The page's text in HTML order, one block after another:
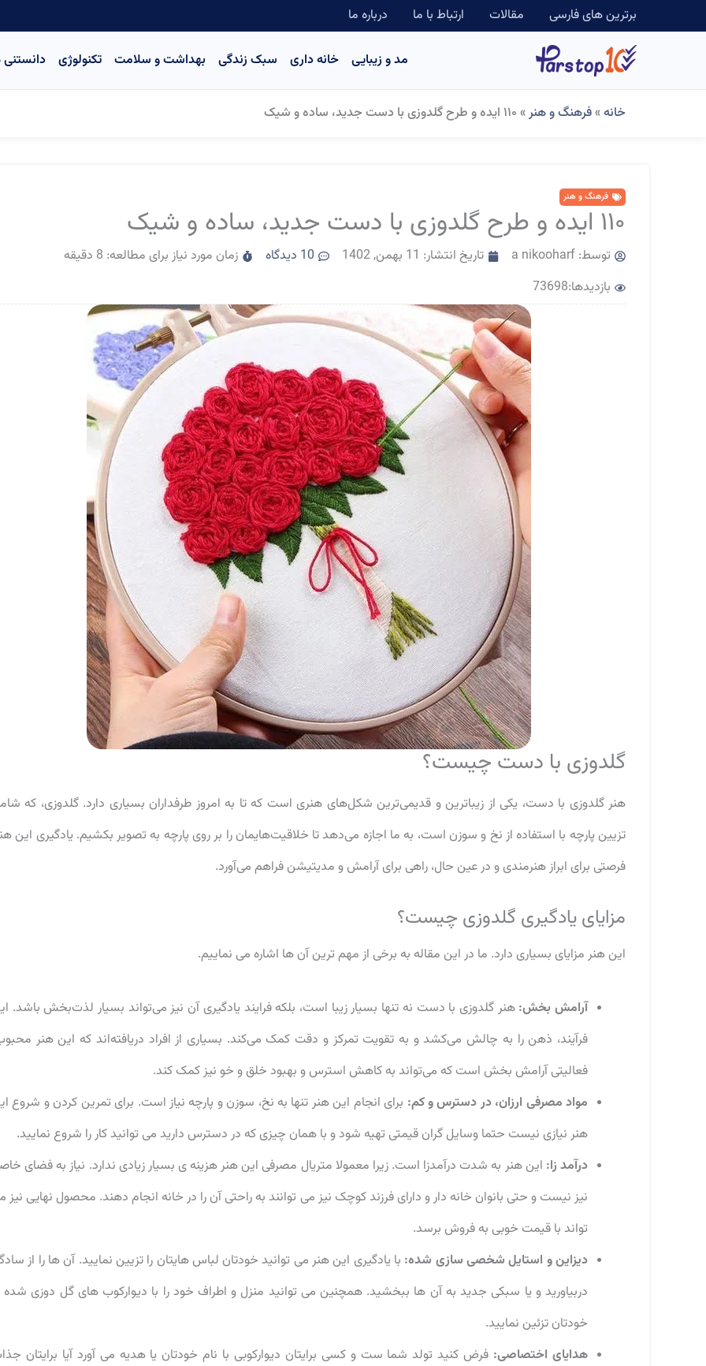
برترین های فارسی مقالات ارتباط با ما درباره ما
مد و زیبایی خانه داری سبک زندگی بهداشت و سلامت تکنولوژی دانستنی
خانه»فرهنگ و هنر» ۱۱۰ ایده و طرح گلدوزی با دست جدید، ساده و شیک
فرهنگ و هنر
۱۱۰ ایده و طرح گلدوزی با دست جدید، ساده و شیک
توسط: تاریخ انتشار: 11 بهمن, 1402 10 دیدگاه
زمان مورد نیاز برای مطالعه: 8 دقیقه
بازدیدها:73698
گلدوزی با دست چیست؟
هنر گلدوزی با دست، یکی از زیباترین و قدیمی‌ترین شکل‌های هنری است که تا به امروز طرفداران بسیاری دارد. گلدوزی، که
تزیین پارچه با استفاده از نخ و سوزن است، به ما اجازه می‌دهد تا خلاقیت‌هایمان را بر روی پارچه به تصویر بکشیم. یادگیری این
فرصتی برای ابراز هنرمندی و در عین حال، راهی برای آرامش و مدیتیشن فراهم می‌آورد.
مزایای یادگیری گلدوزی چیست؟
این هنر مزایای بسیاری دارد. ما در این مقاله به برخی از مهم ترین آن ها اشاره می نماییم.
آرامش بخش: هنر گلدوزی با دست نه تنها بسیار زیبا است، بلکه فرایند یادگیری آن نیز می‌تواند بسیار لذت‌بخش باشد.
فرآیند، ذهن را به چالش می‌کشد و به تقویت تمرکز و دقت کمک می‌کند. بسیاری از افراد دریافته‌اند که این هنر
فعالیتی آرامش بخش است که می‌تواند به کاهش استرس و بهبود خلق و خو نیز کمک کند.
مواد مصرفی ارزان، در دسترس و کم: برای انجام این هنر تنها به نخ، سوزن و پارچه نیاز است. برای تمرین کردن و شروع
هنر نیازی نیست حتما وسایل گران قیمتی تهیه شود و با همان چیزی که در دسترس دارید می توانید کار را شروع نمایید.
درآمد زا: این هنر به شدت درآمدزا است. زیرا معمولا متریال مصرفی این هنر هزینه ی بسیار زیادی ندارد. نیاز به فضای
نیز نیست و حتی بانوان خانه دار و دارای فرزند کوچک نیز می توانند به راحتی آن را در خانه انجام دهند. محصول نهایی نیز
تواند با قیمت خوبی به فروش برسد.
دیزاین و استایل شخصی سازی شده: با یادگیری این هنر می توانید خودتان لباس هایتان را تزیین نمایید. آن ها را از
دربیاورید و یا سبکی جدید به آن ها ببخشید. همچنین می توانید منزل و اطراف خود را با دیوارکوب های گل دوزی
خودتان تزئین نمایید.
هدایای اختصاصی: فرض کنید تولد شما ست و کسی برایتان دیوارکوبی با نام خودتان یا هدیه می آورد آیا برایتان